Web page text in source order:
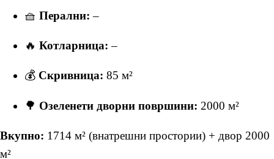
🧺 Перални: –
🔥 Котларница: –
💰 Скривница: 85 м²
🌳 Озеленети дворни површини: 2000 м²
Вкупно: 1714 м² (внатрешни простории) + двор 2000
м²